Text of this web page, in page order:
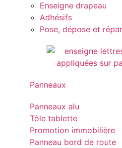
Enseigne drapeau
Adhésifs
Pose, dépose et
Panneaux
Panneaux alu
Tôle tablette
Promotion immobilière
Panneau bord de route